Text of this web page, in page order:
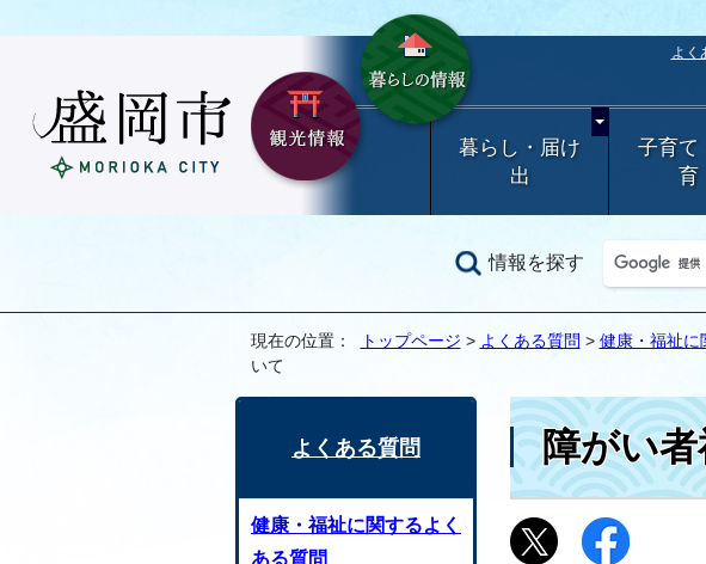
よく
暮らし・届け
出
子育て
育
情報を探す
現在の位置： トップページ > よくある質問 > 健康・福祉に
いて
障がい
よくある質問
健康・福祉に関するよく
ある質問